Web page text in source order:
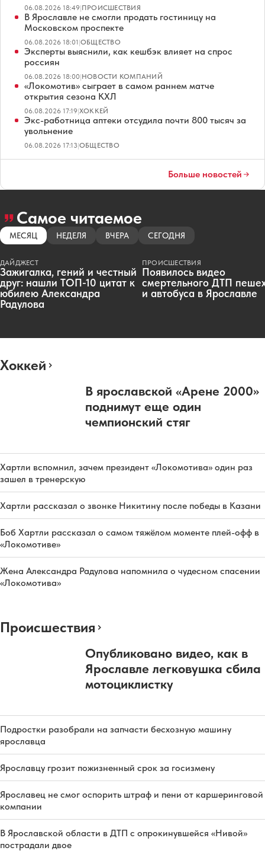
06.08.2026 18:49|ПРОИСШЕСТВИЯ
В Ярославле не смогли продать гостиницу на
Московском проспекте
06.08.2026 18:01|ОБЩЕСТВО
Эксперты выяснили, как кешбэк влияет на спрос
россиян
06.08.2026 18:00|НОВОСТИ КОМПАНИЙ
«Локомотив» сыграет в самом раннем матче
открытия сезона КХЛ
06.08.2026 17:19|ХОККЕЙ
Экс-работница аптеки отсудила почти 800 тысяч за
увольнение
06.08.2026 17:13|ОБЩЕСТВО
Больше новостей
Самое читаемое
МЕСЯЦ НЕДЕЛЯ ВЧЕРА СЕГОДНЯ
ДАЙДЖЕСТ
Зажигалка, гений и честный
друг: нашли ТОП-10 цитат к
юбилею Александра
Радулова
ПРОИСШЕСТВИЯ
Появилось видео
смертельного ДТП
и автобуса в Ярославле
Хоккей
В ярославской «Арене 2000»
поднимут еще один
чемпионский стяг
Хартли вспомнил, зачем президент «Локомотива» один раз
зашел в тренерскую
Хартли рассказал о звонке Никитину после победы в Казани
Боб Хартли рассказал о самом тяжёлом моменте плей-офф в
«Локомотиве»
Жена Александра Радулова напомнила о чудесном спасении
«Локомотива»
Происшествия
Опубликовано видео, как в
Ярославле легковушка сбила
мотоциклистку
Подростки разобрали на запчасти бесхозную машину
ярославца
Ярославцу грозит пожизненный срок за госизмену
Ярославец не смог оспорить штраф и пени от каршеринговой
компании
В Ярославской области в ДТП с опрокинувшейся «Нивой»
пострадали двое